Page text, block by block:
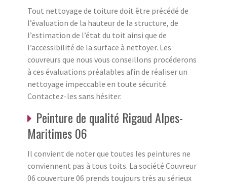
Tout nettoyage de toiture doit être précédé de
l’évaluation de la hauteur de la structure, de
l’estimation de l’état du toit ainsi que de
l’accessibilité de la surface à nettoyer. Les
couvreurs que nous vous conseillons procéderons
à ces évaluations préalables afin de réaliser un
nettoyage impeccable en toute sécurité.
Contactez-les sans hésiter.
Peinture de qualité Rigaud Alpes-
Maritimes 06
Il convient de noter que toutes les peintures ne
conviennent pas à tous toits. La société Couvreur
06 couverture 06 prends toujours très au sérieux